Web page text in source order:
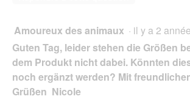
Amoureux des animaux · il y a 2
Guten Tag, leider stehen die Größen
dem Produkt nicht dabei. Könnten
noch ergänzt werden? Mit
Grüßen Nicole